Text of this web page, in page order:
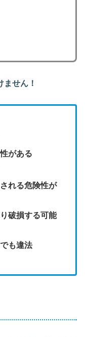
せん！
がある
れる危険性が
破損する可能
も違法